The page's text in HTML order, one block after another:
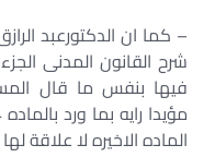
– كما ان الدكتورعبد
فيها بنفس ما قال
الماده الاخيره لا علاقة